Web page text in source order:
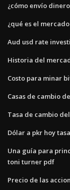
¿cómo envío
¿qué es el
Aud usd rate
Historia del
Costo para minar
Casas de cambio
Tasa de cambio
Dólar a pkr hoy
Una guía para
toni turner pdf
Precio de las